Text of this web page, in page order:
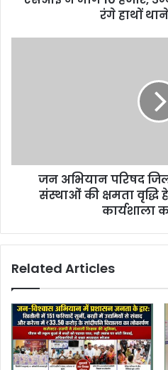
s
रंगे हाथों
जन अभियान परिषद
संस्थाओं की क्षमता वृद्धि
कार्यशाला
Related Articles